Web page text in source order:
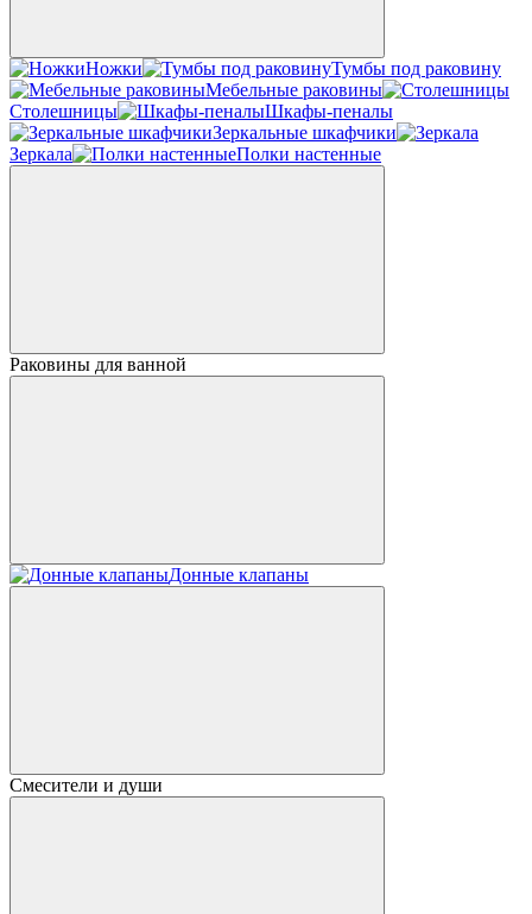
Ножки
Тумбы под раковину
Мебельные раковины
Столешницы
Шкафы-пеналы
Зеркальные шкафчики
Зеркала
Полки настенные
Раковины для ванной
Донные клапаны
Смесители и души